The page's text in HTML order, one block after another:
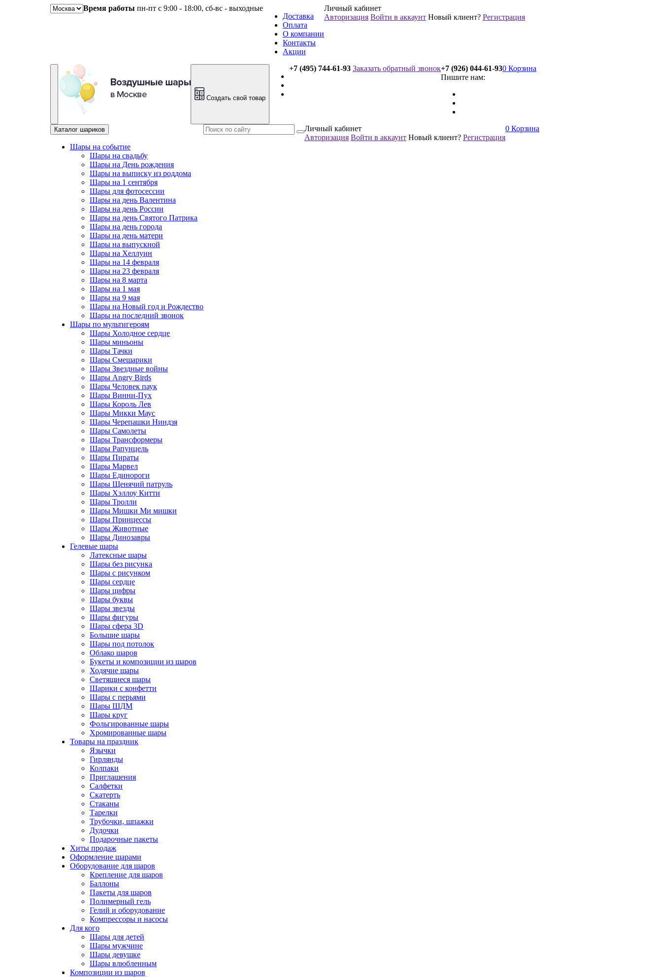
Время работы пн-пт с 9:00 - 18:00, сб-вс - выходные
Доставка
Оплата
О компании
Контакты
Акции
Личный кабинет
Авторизация Войти в аккаунт Новый клиент? Регистрация
Создать свой товар
+7 (495) 744-61-93 Заказать обратный звонок+7 (926) 044-61-93
Пишите нам:
0 Корзина
Каталог шариков
Шары на событие
Шары на свадьбу
Шары на День рождения
Шары на выписку из роддома
Шары на 1 сентября
Шары для фотосессии
Шары на день Валентина
Шары на день России
Шары на день Святого Патрика
Шары на день города
Шары на день матери
Шары на выпускной
Шары на Хеллуин
Шары на 14 февраля
Шары на 23 февраля
Шары на 8 марта
Шары на 1 мая
Шары на 9 мая
Шары на Новый год и Рождество
Шары на последний звонок
Шары по мультигероям
Шары Холодное сердце
Шары миньоны
Шары Тачки
Шары Смешарики
Шары Звездные войны
Шары Angry Birds
Шары Человек паук
Шары Винни-Пух
Шары Король Лев
Шары Микки Маус
Шары Черепашки Ниндзя
Шары Самолеты
Шары Трансформеры
Шары Рапунцель
Шары Пираты
Шары Марвел
Шары Единороги
Шары Щенячий патруль
Шары Хэллоу Китти
Шары Тролли
Шары Мишки Ми мишки
Шары Принцессы
Шары Животные
Шары Динозавры
Гелевые шары
Латексные шары
Шары без рисунка
Шары с рисунком
Шары сердце
Шары цифры
Шары буквы
Шары звезды
Шары фигуры
Шары сфера 3D
Большие шары
Шары под потолок
Облако шаров
Букеты и композиции из шаров
Ходячие шары
Светящиеся шары
Шарики с конфетти
Шары с перьями
Шары ШДМ
Шары круг
Фольгированные шары
Хромированные шары
Товары на праздник
Язычки
Гирлянды
Колпаки
Приглашения
Салфетки
Скатерть
Стаканы
Тарелки
Трубочки, шпажки
Дудочки
Подарочные пакеты
Хиты продаж
Оформление шарами
Оборудование для шаров
Крепление для шаров
Баллоны
Пакеты для шаров
Полимерный гель
Гелий и оборудование
Компрессоры и насосы
Для кого
Шары для детей
Шары мужчине
Шары девушке
Шары влюбленным
Композиции из шаров
Личный кабинет
Авторизация Войти в аккаунт Новый клиент? Регистрация
0 Корзина